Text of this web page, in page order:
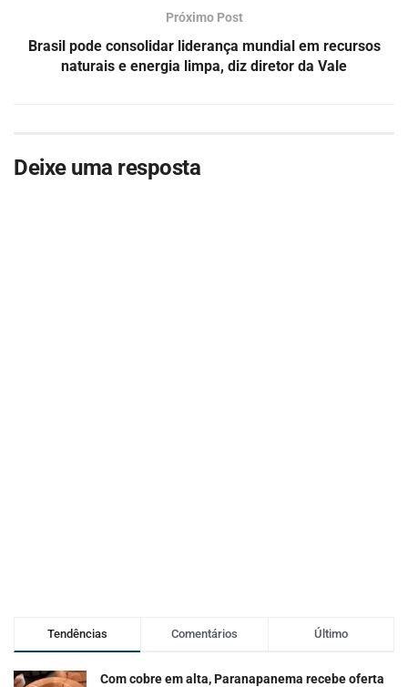
Próximo Post
Brasil pode consolidar liderança mundial em recursos
naturais e energia limpa, diz diretor da Vale
Deixe uma resposta
Tendências Comentários Último
Com cobre em alta, Paranapanema recebe oferta